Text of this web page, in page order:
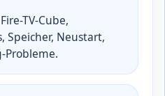
TV-Cube,
Speicher, Neustart,
Probleme.